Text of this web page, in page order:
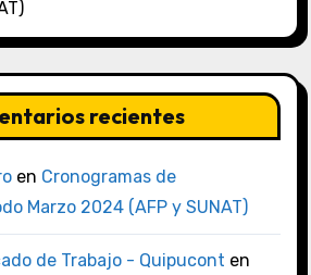
recientes
en Cronogramas de
Marzo 2024 (AFP y SUNAT)
de Trabajo - Quipucont en